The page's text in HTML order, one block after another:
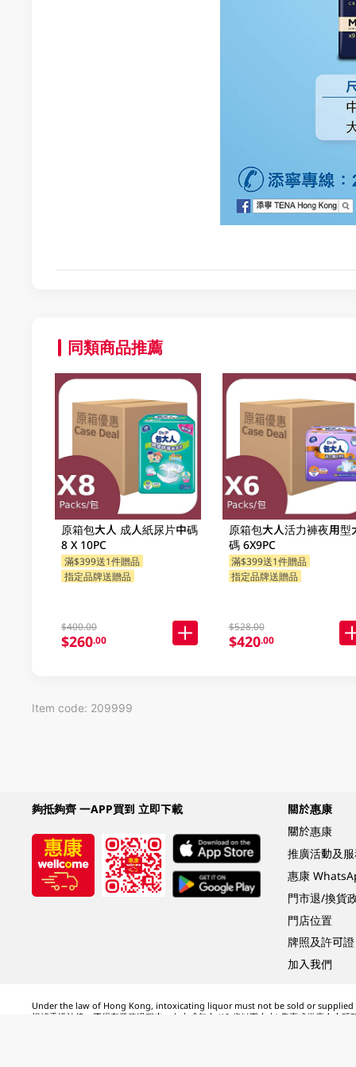
同類商品推薦
原箱包大人 成人紙尿片中碼
8 X 10PC
滿$399送1件贈品
指定品牌送贈品
$400.00
$260.00
原箱包大人活力褲夜用型
碼 6X9PC
滿$399送1件贈品
指定品牌送贈品
$528.00
$420.00
Item code: 209999
夠抵夠齊 一APP買到 立即下載
關於惠康
關於惠康
推廣活動及
惠康
門市退/換貨
門店位置
牌照及許可證
加入我們
Under the law of Hong Kong, intoxicating liquor must not be sold or
根據香港法律，不得在業務過程中，向未成年人 (18 歲以下人士) 售賣或供應令人醺